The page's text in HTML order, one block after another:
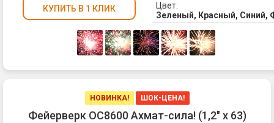
КУПИТЬ В 1 КЛИК
Цвет:
Зеленый, Красный,
НОВИНКА! ШОК-ЦЕНА!
Фейерверк ОС8600 Ахмат-сила! (1,2" х 63)